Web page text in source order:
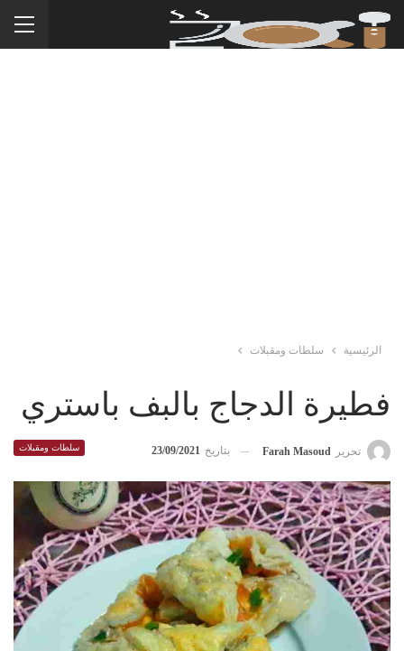
الرئيسية سلطات ومقبلات
فطيرة الدجاج بالبف باستري
سلطات ومقبلات تحرير Farah Masoud بتاريخ 23/09/2021